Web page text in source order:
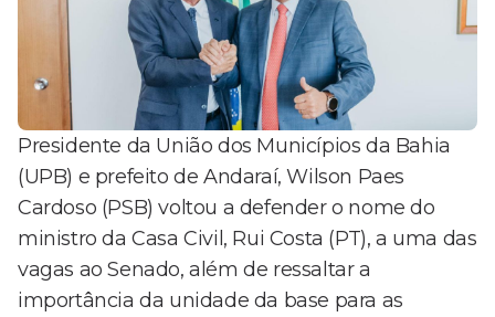
Presidente da União dos Municípios da Bahia
(UPB) e prefeito de Andaraí, Wilson Paes
Cardoso (PSB) voltou a defender o nome do
ministro da Casa Civil, Rui Costa (PT), a uma das
vagas ao Senado, além de ressaltar a
importância da unidade da base para as